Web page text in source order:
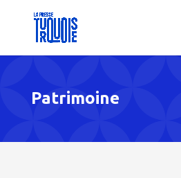
Patrimoine